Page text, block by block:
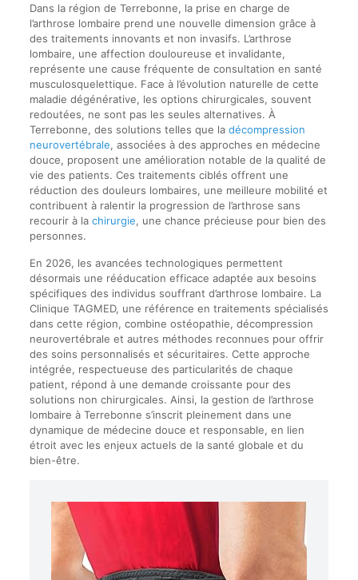
Dans la région de Terrebonne, la prise en charge de
l’arthrose lombaire prend une nouvelle dimension grâce à
des traitements innovants et non invasifs. L’arthrose
lombaire, une affection douloureuse et invalidante,
représente une cause fréquente de consultation en santé
musculosquelettique. Face à l’évolution naturelle de cette
maladie dégénérative, les options chirurgicales, souvent
redoutées, ne sont pas les seules alternatives. À
Terrebonne, des solutions telles que la décompression
neurovertébrale, associées à des approches en médecine
douce, proposent une amélioration notable de la qualité de
vie des patients. Ces traitements ciblés offrent une
réduction des douleurs lombaires, une meilleure mobilité et
contribuent à ralentir la progression de l’arthrose sans
recourir à la chirurgie, une chance précieuse pour bien des
personnes.
En 2026, les avancées technologiques permettent
désormais une rééducation efficace adaptée aux besoins
spécifiques des individus souffrant d’arthrose lombaire. La
Clinique TAGMED, une référence en traitements spécialisés
dans cette région, combine ostéopathie, décompression
neurovertébrale et autres méthodes reconnues pour offrir
des soins personnalisés et sécuritaires. Cette approche
intégrée, respectueuse des particularités de chaque
patient, répond à une demande croissante pour des
solutions non chirurgicales. Ainsi, la gestion de l’arthrose
lombaire à Terrebonne s’inscrit pleinement dans une
dynamique de médecine douce et responsable, en lien
étroit avec les enjeux actuels de la santé globale et du
bien-être.